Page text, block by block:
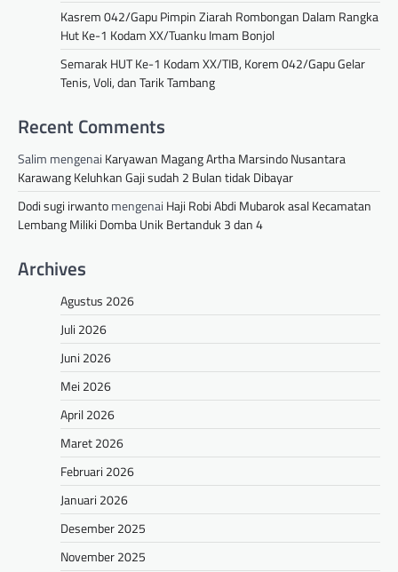
Kasrem 042/Gapu Pimpin Ziarah Rombongan Dalam Rangka
Hut Ke-1 Kodam XX/Tuanku Imam Bonjol
Semarak HUT Ke-1 Kodam XX/TIB, Korem 042/Gapu Gelar
Tenis, Voli, dan Tarik Tambang
Recent Comments
Salim mengenai Karyawan Magang Artha Marsindo Nusantara
Karawang Keluhkan Gaji sudah 2 Bulan tidak Dibayar
Dodi sugi irwantomengenai Haji Robi Abdi Mubarok asal Kecamatan
Lembang Miliki Domba Unik Bertanduk 3 dan 4
Archives
Agustus 2026
Juli 2026
Juni 2026
Mei 2026
April 2026
Maret 2026
Februari 2026
Januari 2026
Desember 2025
November 2025